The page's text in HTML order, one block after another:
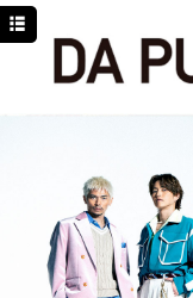
NEWS
PROFILE
MOVIE
LINE